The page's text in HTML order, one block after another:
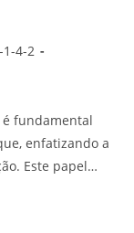
4-2
é fundamental
enfatizando a
Este papel…